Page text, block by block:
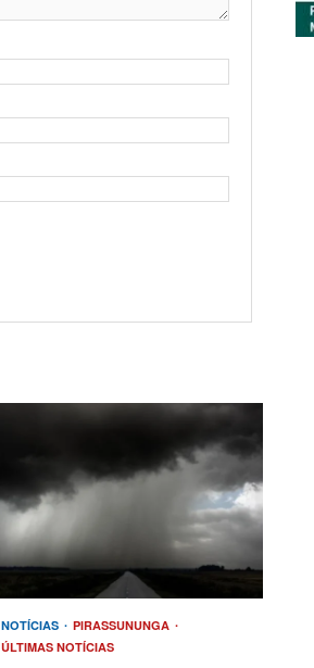
NOTÍCIAS
PIRASSUNUNGA
ÚLTIMAS NOTÍCIAS